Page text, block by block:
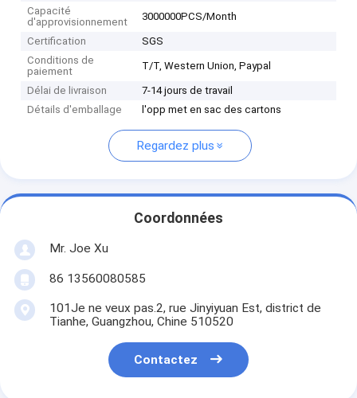
Capacité
d'approvisionnement
3000000PCS/Month
Certification
SGS
Conditions de
paiement
T/T, Western Union, Paypal
Délai de livraison
7-14 jours de travail
Détails d'emballage
l'opp met en sac des cartons
Regardez plus
Coordonnées
Mr. Joe Xu
86 13560080585
101Je ne veux pas.2, rue Jinyiyuan Est, district de
Tianhe, Guangzhou, Chine 510520
Contactez